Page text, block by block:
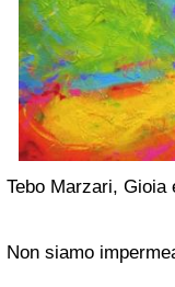
Tebo Marzari, Gioia
Non siamo